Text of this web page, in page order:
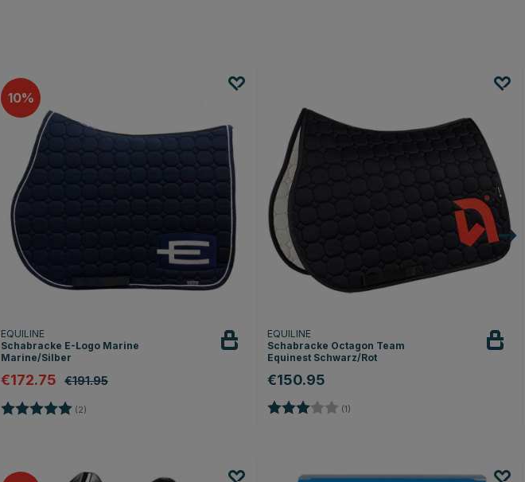
10
EQUILINE
Schabracke E-Logo Marine
Marine/Silber
€172.75 €191.95
Bewertung: (2)
EQUILINE
Schabracke Octagon Team
Equinest Schwarz/Rot
€150.95
Bewertung: (1)